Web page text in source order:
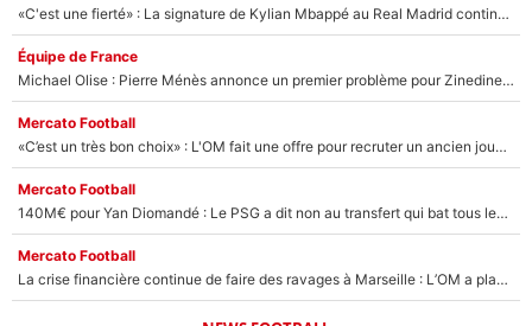
«C'est une fierté» : La signature de Kylian Mbappé au Real Madrid continue de régaler l'Espagne
Équipe de France
Michael Olise : Pierre Ménès annonce un premier problème pour Zinedine Zidane en équipe de France
Mercato Football
«C’est un très bon choix» : L'OM fait une offre pour recruter un ancien joueur du PSG... et c'est validé dans l'After Foot !
Mercato Football
140M€ pour Yan Diomandé : Le PSG a dit non au transfert qui bat tous les records sur le mercato
Mercato Football
La crise financière continue de faire des ravages à Marseille : L’OM a placé 12 joueurs sur le marché des transferts… et ça pourrait lui rapporter près de 100M€ !